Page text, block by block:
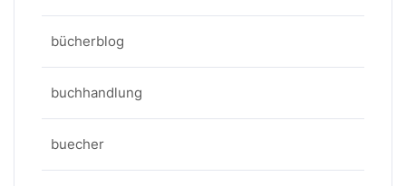
bücherblog
buchhandlung
buecher